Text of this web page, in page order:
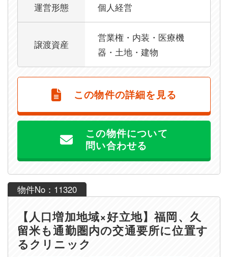
運営形態 個人経営
譲渡資産
営業権・内装・医療機
器・土地・建物
この物件の詳細を見る
この物件について
問い合わせる
物件No：11320
【人口増加地域×好立地】福岡、久
留米も通勤圏内の交通要所に位置す
るクリニック